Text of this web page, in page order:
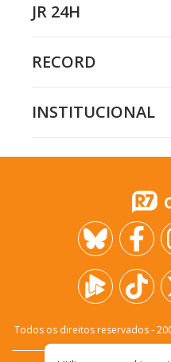
JR 24H
RECORD
INSTITUCIONAL
Todos os direitos reservados -